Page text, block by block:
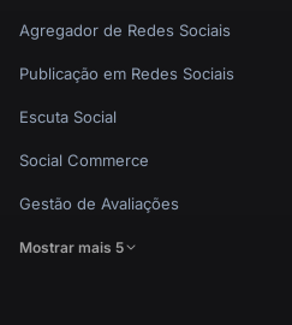
Agregador de Redes Sociais
Publicação em Redes Sociais
Escuta Social
Social Commerce
Gestão de Avaliações
Mostrar mais 5